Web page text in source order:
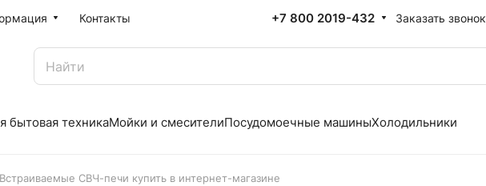
Контакты +7 800 2019-432 Заказать звонок
бытовая техникаМойки и смесителиПосудомоечные машиныХолодильники
Встраиваемые СВЧ-печи купить в интернет-магазине